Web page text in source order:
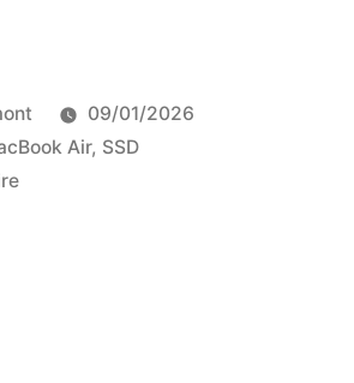
09/01/2026
:
Air, SSD
sur